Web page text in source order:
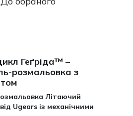
Геґріда™ –
розмальовка з
Літаючий
Ugears із механічними